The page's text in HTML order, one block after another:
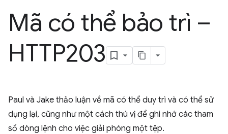
Mã có thể bảo trì –
HTTP203
Paul và Jake thảo luận về mã có thể duy trì và có thể sử
dụng lại, cũng như một cách thú vị để ghi nhớ các tham
số dòng lệnh cho việc giải phóng một tệp.